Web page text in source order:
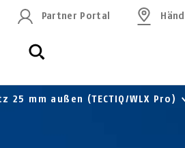
Partner Portal
mm außen (TECTIQ/WLX Pro)